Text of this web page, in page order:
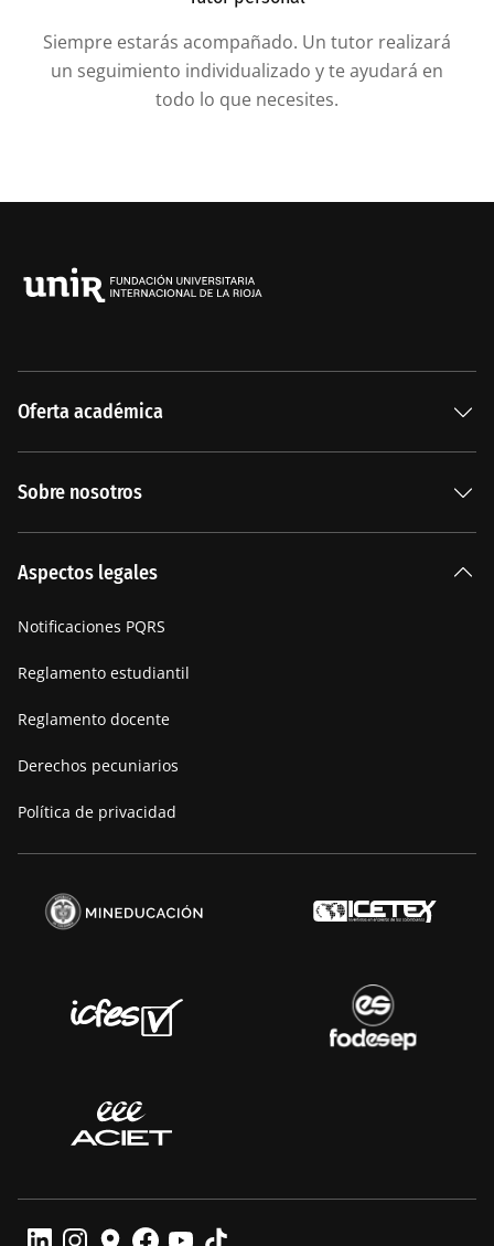
Siempre estarás acompañado. Un tutor realizará
un seguimiento individualizado y te ayudará en
todo lo que necesites.
Oferta académica
Sobre nosotros
Manifiesto
Aspectos legales
Notificaciones PQRS
Reglamento estudiantil
Reglamento docente
Derechos pecuniarios
Política de privacidad